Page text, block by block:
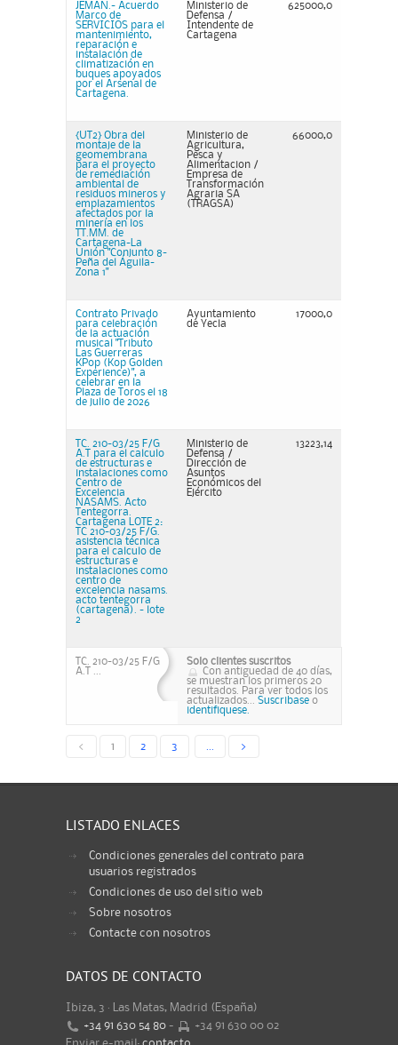
JEMAN.- Acuerdo
Marco de
SERVICIOS para el
mantenimiento,
reparación e
instalación de
climatización en
buques apoyados
por el Arsenal de
Cartagena.
Ministerio de
Defensa /
Intendente de
Cartagena
625000,0
{UT2} Obra del
montaje de la
geomembrana
para el proyecto
de remediación
ambiental de
residuos mineros y
emplazamientos
afectados por la
minería en los
TT.MM. de
Cartagena-La
Unión "Conjunto 8-
Peña del Águila-
Zona 1"
Ministerio de
Agricultura,
Pesca y
Alimentacion /
Empresa de
Transformación
Agraria SA
(TRAGSA)
66000,0
Contrato Privado
para celebración
de la actuación
musical "Tributo
Las Guerreras
KPop (Kop Golden
Experience)", a
celebrar en la
Plaza de Toros el 18
de julio de 2026
Ayuntamiento
de Yecla
17000,0
TC. 210-03/25 F/G
A.T para el calculo
de estructuras e
instalaciones como
Centro de
Excelencia
NASAMS. Acto
Tentegorra.
Cartagena LOTE 2:
TC 210-03/25 F/G.
asistencia técnica
para el calculo de
estructuras e
instalaciones como
centro de
excelencia nasams.
acto tentegorra
(cartagena). - lote
2
Ministerio de
Defensa /
Dirección de
Asuntos
Económicos del
Ejército
13223,14
TC. 210-03/25 F/G
A.T ...
Solo clientes suscritos
Con antiguedad de 40 días,
se muestran los primeros 20
resultados. Para ver todos los
actualizados... Suscribase o
identifiquese.
< 1 2 3 >
LISTADO ENLACES
Condiciones generales del contrato para
usuarios registrados
Condiciones de uso del sitio web
Sobre nosotros
Contacte con nosotros
DATOS DE CONTACTO
Ibiza, 3 · Las Matas, Madrid (España)
+34 91 630 54 80 -
+34 91 630 00 02